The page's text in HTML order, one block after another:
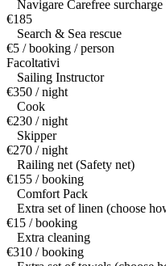
Navigare Carefree
€185
Search & Sea rescue
€5 / booking / person
Facoltativi
Sailing Instructor
€350 / night
Cook
€230 / night
Skipper
€270 / night
Railing net (Safety net)
€155 / booking
Comfort Pack
Extra set of linen (choose
€15 / booking
Extra cleaning
€310 / booking